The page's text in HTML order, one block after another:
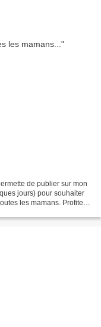
de publier sur mon
jours) pour souhaiter
les mamans. Profitez